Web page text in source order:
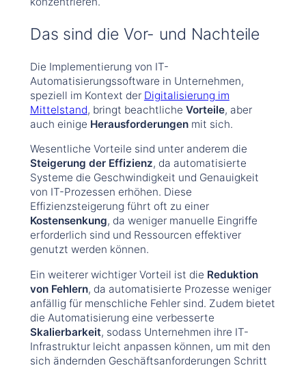
Das sind die Vor- und Nachteile
Die Implementierung von IT-
Automatisierungssoftware in Unternehmen,
speziell im Kontext der Digitalisierung im
Mittelstand, bringt beachtliche Vorteile, aber
auch einige Herausforderungenmit sich.
Wesentliche Vorteile sind unter anderem die
Steigerung der Effizienz, da automatisierte
Systeme die Geschwindigkeit und Genauigkeit
von IT-Prozessen erhöhen. Diese
Effizienzsteigerung führt oft zu einer
Kostensenkung, da weniger manuelle Eingriffe
erforderlich sind und Ressourcen effektiver
genutzt werden können.
Ein weiterer wichtiger Vorteil ist die Reduktion
von Fehlern, da automatisierte Prozesse weniger
anfällig für menschliche Fehler sind. Zudem bietet
die Automatisierung eine verbesserte
Skalierbarkeit, sodass Unternehmen ihre IT-
Infrastruktur leicht anpassen können, um mit den
sich ändernden Geschäftsanforderungen Schritt